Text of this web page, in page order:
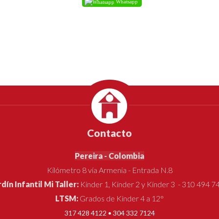
Whatsapp
Contacto
Pereira - Colombia
Kilómetro 8 vía Armenia - Entrada N.8
Infantil Mi Taller: Kínder 1, Kínder 2 y Kínder 3 - 310 494
LTSM: Grados de Kínder 4 a 12°
317 428 4122 • 304 332 7124